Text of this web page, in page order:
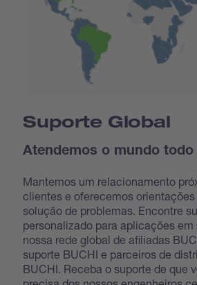
Suporte Global
Atendemos o mundo todo
Mantemos um relacionamento
clientes e oferecemos
solução de problemas. Encontre
personalizado para aplicações em
nossa rede global de afiliadas
suporte BUCHI e parceiros de
BUCHI. Receba o suporte de que